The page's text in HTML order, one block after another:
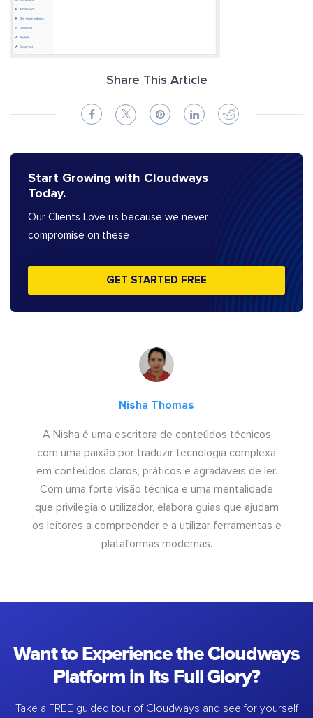
Share This Article
Start Growing with Cloudways
Today.
Our Clients Love us because we never
compromise on these
GET STARTED FREE
Nisha Thomas
A Nisha é uma escritora de conteúdos técnicos
com uma paixão por traduzir tecnologia complexa
em conteúdos claros, práticos e agradáveis de ler.
Com uma forte visão técnica e uma mentalidade
que privilegia o utilizador, elabora guias que ajudam
os leitores a compreender e a utilizar ferramentas e
plataformas modernas.
Want to Experience the Cloudways
Platform in Its Full Glory?
Take a FREE guided tour of Cloudways and see for yourself